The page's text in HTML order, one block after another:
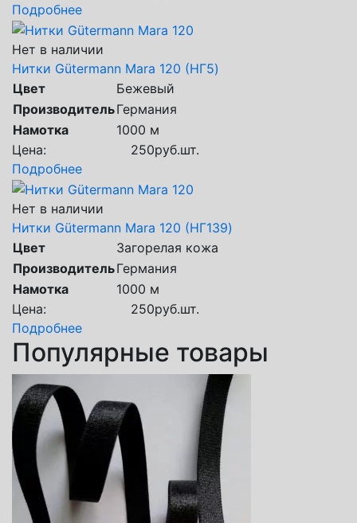
Подробнее
Нет в наличии
Нитки Gütermann Mara 120 (НГ5)
Цвет
Бежевый
ПроизводительГермания
Намотка
1000 м
Цена:
250руб.шт.
Подробнее
Нет в наличии
Нитки Gütermann Mara 120 (НГ139)
Цвет
Загорелая кожа
ПроизводительГермания
Намотка
1000 м
Цена:
250руб.шт.
Подробнее
Популярные товары